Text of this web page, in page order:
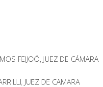
FEIJOÓ, JUEZ DE CÁMARA
JUEZ DE CAMARA